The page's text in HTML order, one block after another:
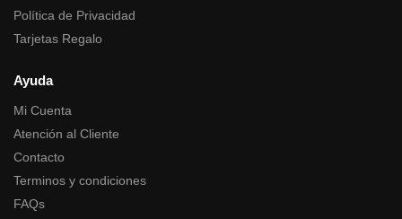
Política de Privacidad
Tarjetas Regalo
Ayuda
Mi Cuenta
Atención al Cliente
Contacto
Terminos y condiciones
FAQs